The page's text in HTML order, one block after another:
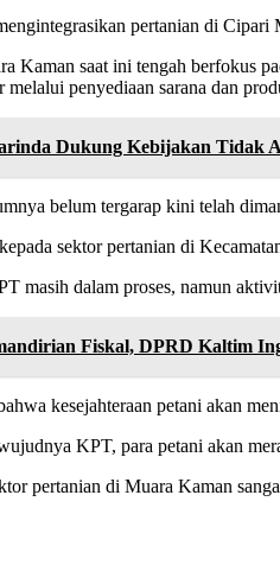
pertanian di Cipari
Kaman saat ini tengah berfokus
penyediaan sarana dan
Dukung Kebijakan Tidak
belum tergarap kini telah
sektor pertanian di
masih dalam proses, namun
Fiskal, DPRD Kaltim
kesejahteraan petani akan
KPT, para petani akan
pertanian di Muara Kaman